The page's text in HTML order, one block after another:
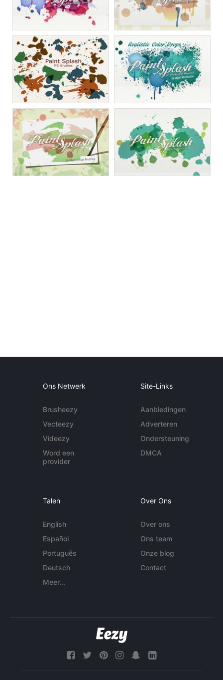
Ons Netwerk
Brusheezy
Vecteezy
Videezy
Word een
provider
Site-Links
Aanbiedingen
Adverteren
Ondersteuning
DMCA
Talen
English
Español
Português
Deutsch
Meer...
Over Ons
Over ons
Ons team
Onze blog
Contact